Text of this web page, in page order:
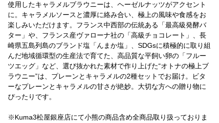
使用したキャラメルブラウニーは、ヘーゼルナッツがアクセント
に。キャラメルソースと濃厚に絡み合い、極上の風味や食感をお
楽しみいただけます。フランス中西部の伝統ある「最高級発酵バ
ター」や、フランス産ヴァローナ社の「高級チョコレート」、長
崎県五島列島のブランド塩「んまか塩」、SDGsに積極的に取り組
んだ地域循環型の生産法で育てた、高品質な平飼い卵の「フルー
ツエッグ」など、選び抜かれた素材で作り上げた“オトナの極上ブ
ラウニー”は、プレーンとキャラメルの2種セットでお届け。ビタ
ーなプレーンとキャラメルの甘さが絶妙。大切な方への贈り物に
ぴったりです。
※Kuma3松屋銀座店にて小熊の商品含め全商品取り扱っておりま